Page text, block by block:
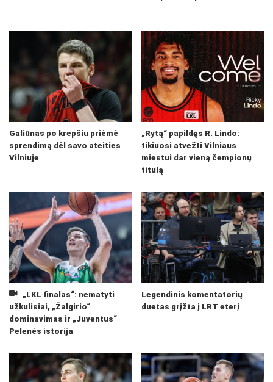
Galiūnas po krepšiu priėmė
sprendimą dėl savo ateities
Vilniuje
„Rytą“ papildęs R. Lindo:
tikiuosi atvežti Vilniaus
miestui dar vieną čempionų
titulą
„LKL finalas“: nematyti
užkulisiai, „Žalgirio“
dominavimas ir „Juventus“
Pelenės istorija
Legendinis komentatorių
duetas grįžta į LRT eterį